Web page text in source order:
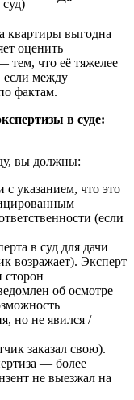
суд)
квартиры выгодна
оценить
тем, что её тяжелее
если между
фактам.
в суде:
вы должны:
указанием, что это
(если
в суд для дачи
возражает). Эксперт
сторон
об осмотре
но не явился /
заказал свою).
— более
не выезжал на